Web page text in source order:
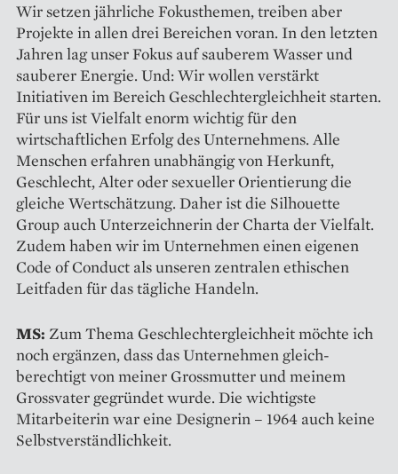
Wir setzen jährliche Fokus­themen, treiben aber
Projekte in allen drei Bereichen voran. In den letzten
Jahren lag unser Fokus auf sauberem Wasser und
sauberer Energie. Und: Wir wollen verstärkt
Initiativen im Bereich Geschlechtergleichheit ­starten.
Für uns ist Vielfalt enorm wichtig für den
wirtschaftlichen Erfolg des Unternehmens. Alle
Menschen ­erfahren unab­hängig von Herkunft,
Geschlecht, Alter oder ­sexueller ­Orientierung die
gleiche Wert­schätzung. Daher ist die Sil­houette
Group auch Unterzeichnerin der Charta der Vielfalt.
Zudem haben wir im Unternehmen einen eigenen
Code of Conduct als unseren zentralen ethischen
Leitfaden für das tägliche Handeln.
MS: Zum Thema Geschlechtergleichheit möchte ich
noch ergänzen, dass das Unternehmen gleich­
berechtigt von meiner Grossmutter und meinem
Grossvater gegründet wurde. Die wichtigste
Mitarbeiterin war eine Designerin – 1964 auch keine
Selbstverständlichkeit.